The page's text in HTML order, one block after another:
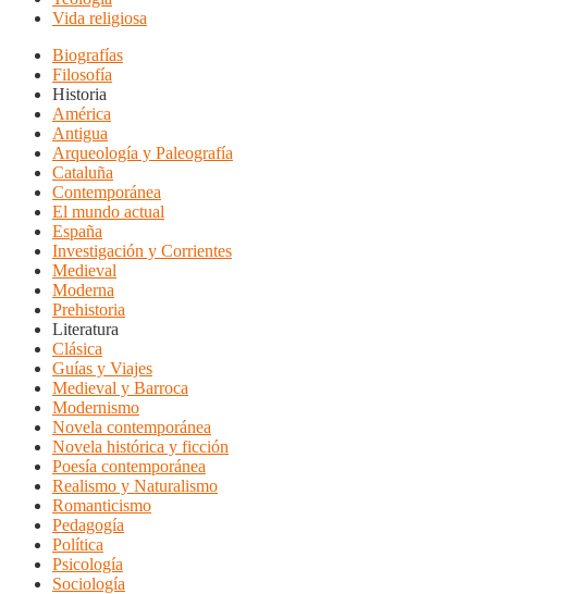
Vida religiosa
Biografías
Filosofía
Historia
América
Antigua
Arqueología y Paleografía
Cataluña
Contemporánea
El mundo actual
España
Investigación y Corrientes
Medieval
Moderna
Prehistoria
Literatura
Clásica
Guías y Viajes
Medieval y Barroca
Modernismo
Novela contemporánea
Novela histórica y ficción
Poesía contemporánea
Realismo y Naturalismo
Romanticismo
Pedagogía
Política
Psicología
Sociología